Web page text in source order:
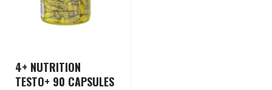
4+ NUTRITION
TESTO+ 90 CAPSULES